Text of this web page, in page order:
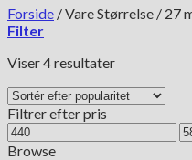
Forside /Vare Størrelse / 27
Filter
Viser 4 resultaterSorteret
popularitet
Filtrer efter pris
Mindste
pris
Browse